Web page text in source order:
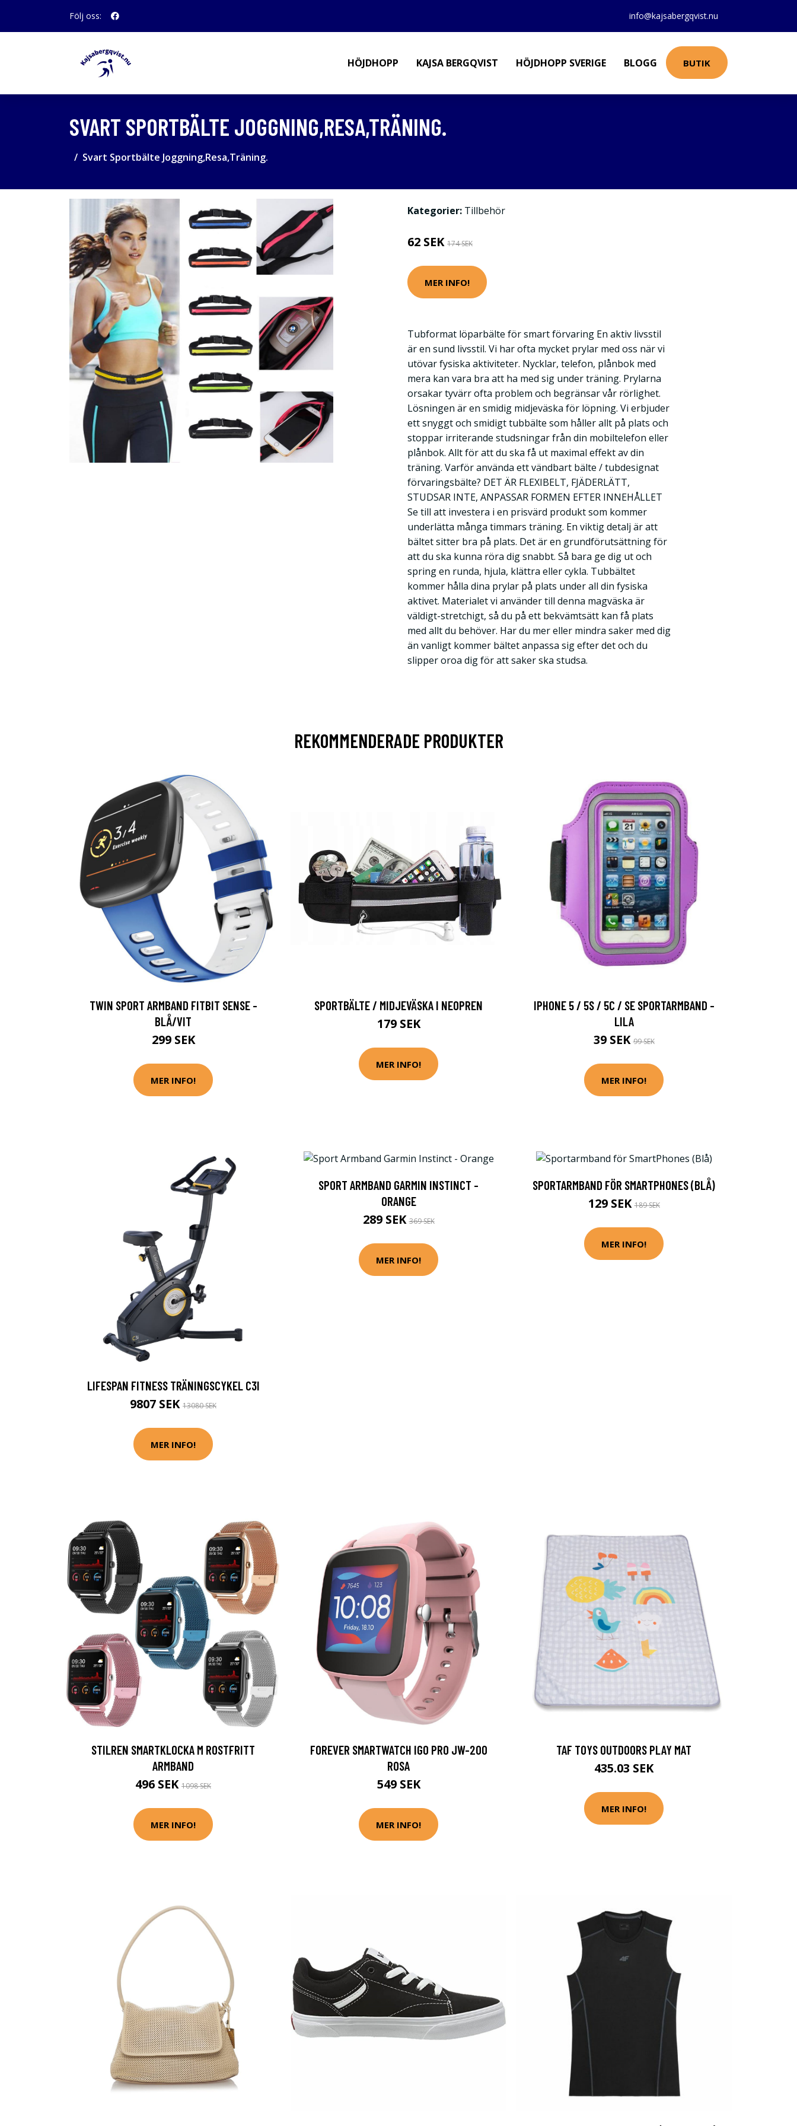
Följ oss: info@kajsabergqvist.nu
HÖJDHOPP KAJSA BERGQVIST HÖJDHOPP SVERIGE BLOGG BUTIK
SVART SPORTBÄLTE JOGGNING,RESA,TRÄNING.
Svart Sportbälte Joggning,Resa,Träning.
Kategorier: Tillbehör
62 SEK 174 SEK
MER INFO!
Tubformat löparbälte för smart förvaring En aktiv livsstil
är en sund livsstil. Vi har ofta mycket prylar med oss när vi
utövar fysiska aktiviteter. Nycklar, telefon, plånbok med
mera kan vara bra att ha med sig under träning. Prylarna
orsakar tyvärr ofta problem och begränsar vår rörlighet.
Lösningen är en smidig midjeväska för löpning. Vi erbjuder
ett snyggt och smidigt tubbälte som håller allt på plats och
stoppar irriterande studsningar från din mobiltelefon eller
plånbok. Allt för att du ska få ut maximal effekt av din
träning. Varför använda ett vändbart bälte / tubdesignat
förvaringsbälte? DET ÄR FLEXIBELT, FJÄDERLÄTT,
STUDSAR INTE, ANPASSAR FORMEN EFTER INNEHÅLLET
Se till att investera i en prisvärd produkt som kommer
underlätta många timmars träning. En viktig detalj är att
bältet sitter bra på plats. Det är en grundförutsättning för
att du ska kunna röra dig snabbt. Så bara ge dig ut och
spring en runda, hjula, klättra eller cykla. Tubbältet
kommer hålla dina prylar på plats under all din fysiska
aktivet. Materialet vi använder till denna magväska är
väldigt-stretchigt, så du på ett bekvämtsätt kan få plats
med allt du behöver. Har du mer eller mindra saker med dig
än vanligt kommer bältet anpassa sig efter det och du
slipper oroa dig för att saker ska studsa.
REKOMMENDERADE PRODUKTER
TWIN SPORT ARMBAND FITBIT SENSE -
BLÅ/VIT
299 SEK
MER INFO!
SPORTBÄLTE / MIDJEVÄSKA I NEOPREN
179 SEK
MER INFO!
IPHONE 5 / 5S / 5C / SE SPORTARMBAND -
LILA
39 SEK99 SEK
MER INFO!
LIFESPAN FITNESS TRÄNINGSCYKEL C3I
9807 SEK 13080 SEK
MER INFO!
SPORT ARMBAND GARMIN INSTINCT -
ORANGE
289 SEK369 SEK
MER INFO!
SPORTARMBAND FÖR SMARTPHONES (BLÅ)
129 SEK189 SEK
MER INFO!
STILREN SMARTKLOCKA M ROSTFRITT
ARMBAND
496 SEK 1098 SEK
MER INFO!
FOREVER SMARTWATCH IGO PRO JW-200
ROSA
549 SEK
MER INFO!
TAF TOYS OUTDOORS PLAY MAT
435.03 SEK
MER INFO!